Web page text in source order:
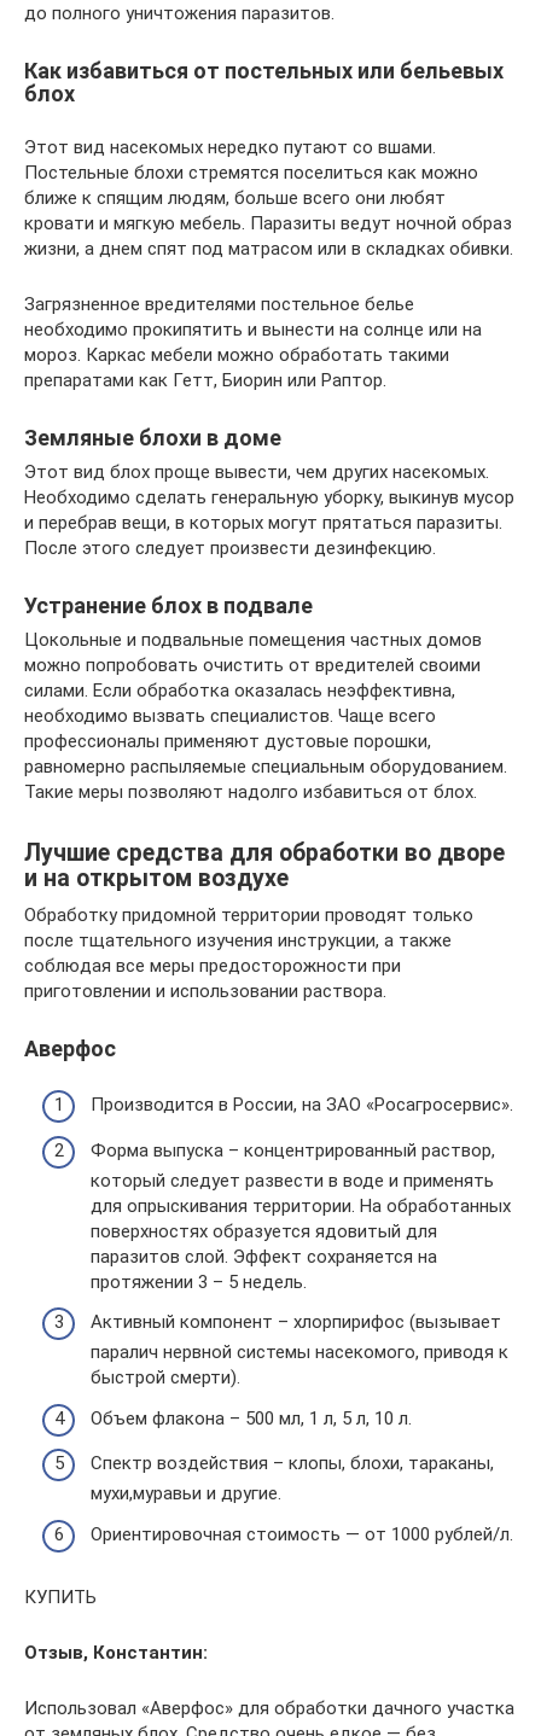
до полного уничтожения паразитов.
Как избавиться от постельных или бельевых
блох
Этот вид насекомых нередко путают со вшами.
Постельные блохи стремятся поселиться как можно
ближе к спящим людям, больше всего они любят
кровати и мягкую мебель. Паразиты ведут ночной образ
жизни, а днем спят под матрасом или в складках обивки.
Загрязненное вредителями постельное белье
необходимо прокипятить и вынести на солнце или на
мороз. Каркас мебели можно обработать такими
препаратами как Гетт, Биорин или Раптор.
Земляные блохи в доме
Этот вид блох проще вывести, чем других насекомых.
Необходимо сделать генеральную уборку, выкинув мусор
и перебрав вещи, в которых могут прятаться паразиты.
После этого следует произвести дезинфекцию.
Устранение блох в подвале
Цокольные и подвальные помещения частных домов
можно попробовать очистить от вредителей своими
силами. Если обработка оказалась неэффективна,
необходимо вызвать специалистов. Чаще всего
профессионалы применяют дустовые порошки,
равномерно распыляемые специальным оборудованием.
Такие меры позволяют надолго избавиться от блох.
Лучшие средства для обработки во дворе
и на открытом воздухе
Обработку придомной территории проводят только
после тщательного изучения инструкции, а также
соблюдая все меры предосторожности при
приготовлении и использовании раствора.
Аверфос
Производится в России, на ЗАО «Росагросервис».
Форма выпуска – концентрированный раствор,
который следует развести в воде и применять
для опрыскивания территории. На обработанных
поверхностях образуется ядовитый для
паразитов слой. Эффект сохраняется на
протяжении 3 – 5 недель.
Активный компонент – хлорпирифос (вызывает
паралич нервной системы насекомого, приводя к
быстрой смерти).
Объем флакона – 500 мл, 1 л, 5 л, 10 л.
Спектр воздействия – клопы, блохи, тараканы,
мухи,муравьи и другие.
Ориентировочная стоимость — от 1000 рублей/л.
КУПИТЬ
Отзыв, Константин:
Использовал «Аверфос» для обработки дачного участка